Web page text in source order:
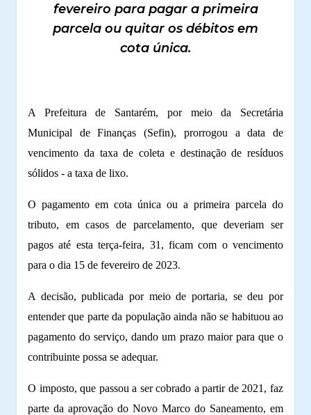
fevereiro para pagar a primeira
parcela ou quitar os débitos em
cota única.
A Prefeitura de Santarém, por meio da Secretária
Municipal de Finanças (Sefin), prorrogou a data de
vencimento da taxa de coleta e destinação de resíduos
sólidos - a taxa de lixo.
O pagamento em cota única ou a primeira parcela do
tributo, em casos de parcelamento, que deveriam ser
pagos até esta terça-feira, 31, ficam com o vencimento
para o dia 15 de fevereiro de 2023.
A decisão, publicada por meio de portaria, se deu por
entender que parte da população ainda não se habituou ao
pagamento do serviço, dando um prazo maior para que o
contribuinte possa se adequar.
O imposto, que passou a ser cobrado a partir de 2021, faz
parte da aprovação do Novo Marco do Saneamento, em